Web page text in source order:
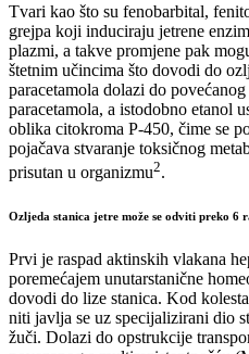
Tvari kao što su fenobarbital,
grejpa koji induciraju jetrene
plazmi, a takve promjene pak
štetnim učincima što dovodi do
paracetamola dolazi do
paracetamola, a istodobno etanol
oblika citokroma P-450, čime se
pojačava stvaranje toksičnog
prisutan u organizmu2.
Ozljeda stanica jetre može se odviti preko 6
Prvi je raspad aktinskih vlakana
poremećajem unutarstanične
dovodi do lize stanica. Kod
niti javlja se uz specijalizirani dio
žuči. Dolazi do opstrukcije